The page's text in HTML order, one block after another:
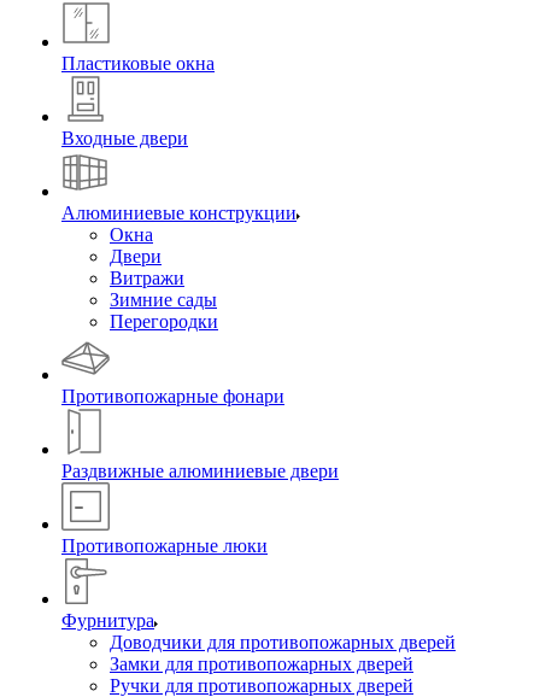
Пластиковые окна
Входные двери
Алюминиевые конструкции
Окна
Двери
Витражи
Зимние сады
Перегородки
Противопожарные фонари
Раздвижные алюминиевые двери
Противопожарные люки
Фурнитура
Доводчики для противопожарных дверей
Замки для противопожарных дверей
Ручки для противопожарных дверей